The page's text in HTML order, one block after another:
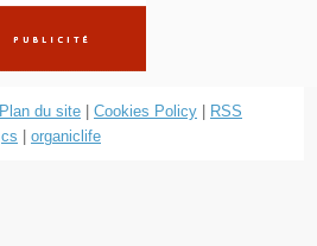
Plan du site Cookies Policy
RSS
cs
organiclife